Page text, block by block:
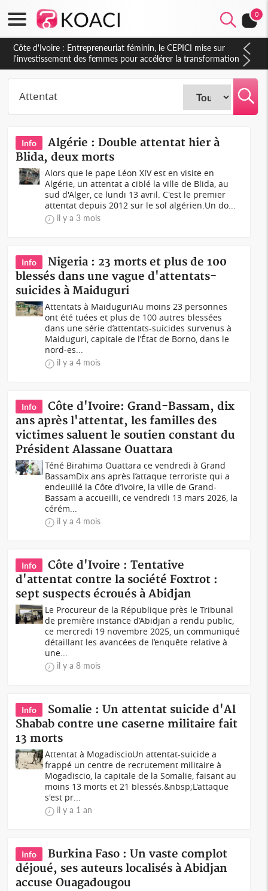
0
Côte d'Ivoire : Indépendance, le sous-préfet de Lobakuya
(Sassandra) relève des avancées importantes dans sa
circonscription
Info
Algérie : Double attentat hier à
Blida, deux morts
Alors que le pape Léon XIV est en visite en
Algérie, un attentat a ciblé la ville de Blida, au
sud d'Alger, ce lundi 13 avril. C'est le premier
attentat depuis 2012 sur le sol algérien.Un do...
il y a 3 mois
Info
Nigeria : 23 morts et plus de 100
blessés dans une vague d'attentats-
suicides à Maiduguri
Attentats à MaiduguriAu moins 23 personnes
ont été tuées et plus de 100 autres blessées
dans une série d’attentats-suicides survenus à
Maiduguri, capitale de l’État de Borno, dans le
nord-es...
il y a 4 mois
Info
Côte d'Ivoire: Grand-Bassam, dix
ans après l'attentat, les familles des
victimes saluent le soutien constant du
Président Alassane Ouattara
Téné Birahima Ouattara ce vendredi à Grand
BassamDix ans après l’attaque terroriste qui a
endeuillé la Côte d’Ivoire, la ville de Grand-
Bassam a accueilli, ce vendredi 13 mars 2026, la
cérém...
il y a 4 mois
Info
Côte d'Ivoire : Tentative
d'attentat contre la société Foxtrot :
sept suspects écroués à Abidjan
Le Procureur de la République près le Tribunal
de première instance d’Abidjan a rendu public,
ce mercredi 19 novembre 2025, un communiqué
détaillant les avancées de l’enquête relative à
une...
il y a 8 mois
Info
Somalie : Un attentat suicide d'Al
Shabab contre une caserne militaire fait
13 morts
Attentat à MogadiscioUn attentat-suicide a
frappé un centre de recrutement militaire à
Mogadiscio, la capitale de la Somalie, faisant au
moins 13 morts et 21 blessés.&nbsp;L'attaque
s'est pr...
il y a 1 an
Info
Burkina Faso : Un vaste complot
déjoué, ses auteurs localisés à Abidjan
accuse Ouagadougou